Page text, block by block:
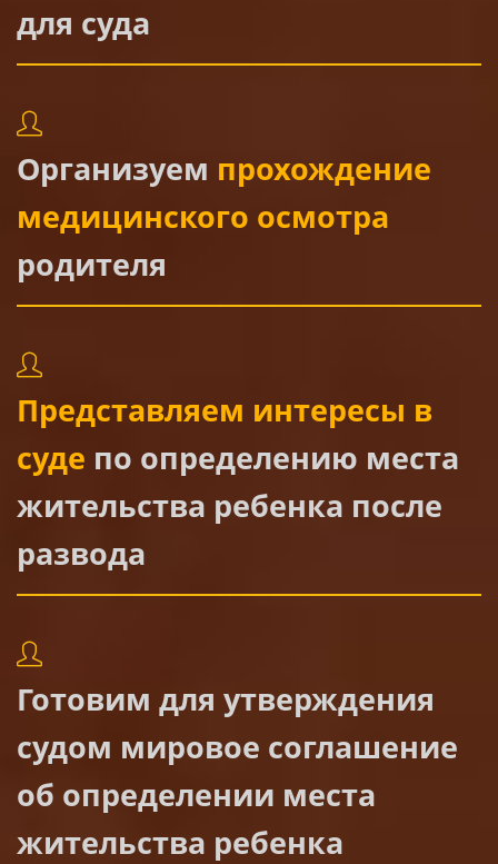
для суда
Организуем прохождение
медицинского осмотра
родителя
Представляем интересы в
суде по определению места
жительства ребенка после
развода
Готовим для утверждения
судом мировое соглашение
об определении места
жительства ребенка